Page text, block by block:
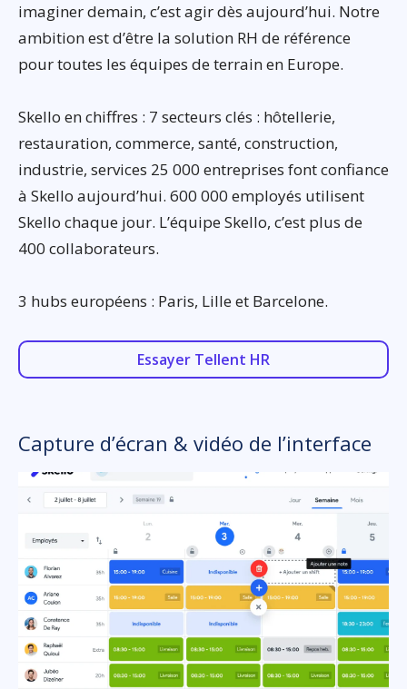
imaginer demain, c’est agir dès aujourd’hui. Notre
ambition est d’être la solution RH de référence
pour toutes les équipes de terrain en Europe.
Skello en chiffres : 7 secteurs clés : hôtellerie,
restauration, commerce, santé, construction,
industrie, services 25 000 entreprises font confiance
à Skello aujourd’hui. 600 000 employés utilisent
Skello chaque jour. L’équipe Skello, c’est plus de
400 collaborateurs.
3 hubs européens : Paris, Lille et Barcelone.
Essayer Tellent HR
Capture d’écran & vidéo de l’interface